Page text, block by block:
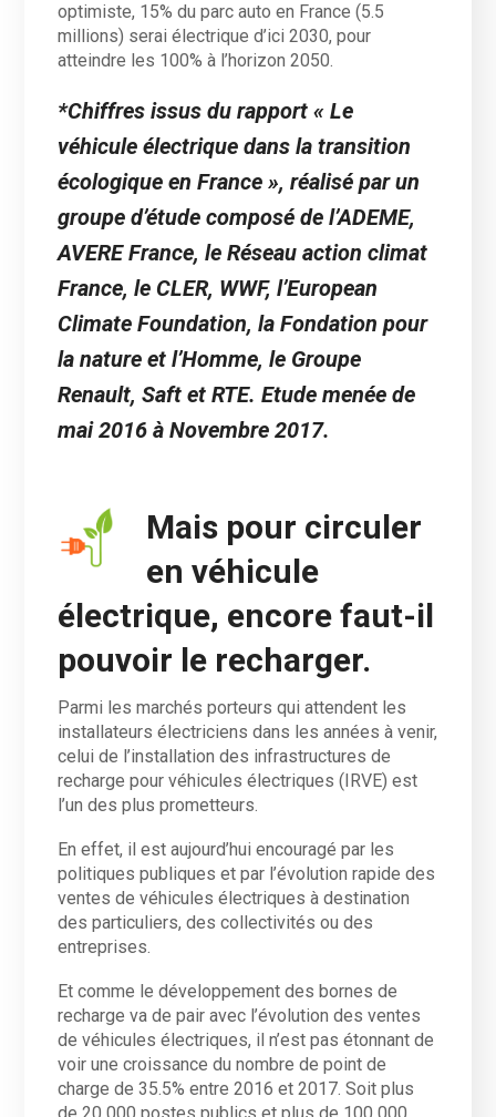
optimiste, 15% du parc auto en France (5.5
millions) serai électrique d’ici 2030, pour
atteindre les 100% à l’horizon 2050.
*Chiffres issus du rapport « Le
véhicule électrique dans la transition
écologique en France », réalisé par un
groupe d’étude composé de l’ADEME,
AVERE France, le Réseau action climat
France, le CLER, WWF, l’European
Climate Foundation, la Fondation pour
la nature et l’Homme, le Groupe
Renault, Saft et RTE. Etude menée de
mai 2016 à Novembre 2017.
Mais pour circuler
en véhicule
électrique, encore faut-il
pouvoir le recharger.
Parmi les marchés porteurs qui attendent les
installateurs électriciens dans les années à venir,
celui de l’installation des infrastructures de
recharge pour véhicules électriques (IRVE) est
l’un des plus prometteurs.
En effet, il est aujourd’hui encouragé par les
politiques publiques et par l’évolution rapide des
ventes de véhicules électriques à destination
des particuliers, des collectivités ou des
entreprises.
Et comme le développement des bornes de
recharge va de pair avec l’évolution des ventes
de véhicules électriques, il n’est pas étonnant de
voir une croissance du nombre de point de
charge de 35.5% entre 2016 et 2017. Soit plus